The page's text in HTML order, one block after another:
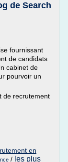
de Search
fournissant
de candidats
cabinet de
pourvoir un
de recrutement
en
/ les plus